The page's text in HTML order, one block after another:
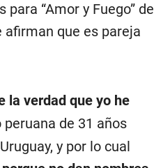
“Amor y Fuego” de
que es pareja
la verdad que yo he
peruana de 31 años
y por lo cual